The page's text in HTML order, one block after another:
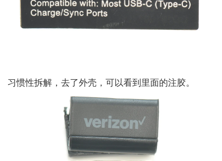
习惯性拆解，去了外壳，可以看到里面的注胶。